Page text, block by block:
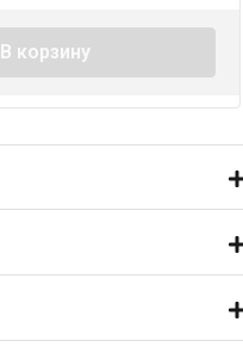
В корзину